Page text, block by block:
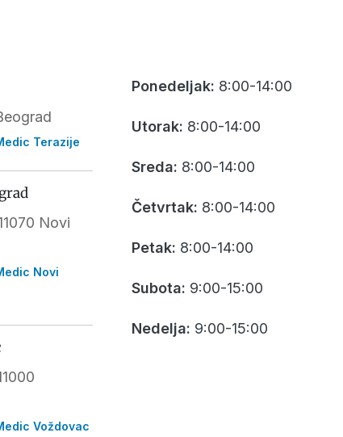
Terazije
Novi
Novi
Voždovac
Ponedeljak: 8:00-14:00
Utorak: 8:00-14:00
Sreda: 8:00-14:00
Četvrtak: 8:00-14:00
Petak: 8:00-14:00
Subota: 9:00-15:00
Nedelja: 9:00-15:00